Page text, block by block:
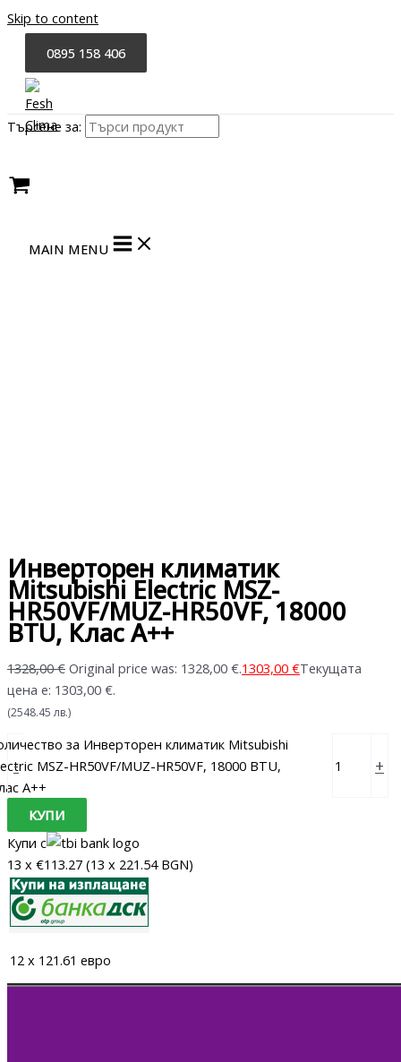
Skip to content
0895 158 406
Търсене за:
MAIN MENU
Инверторен климатик
Mitsubishi Electric MSZ-
HR50VF/MUZ-HR50VF, 18000
BTU, Клас A++
1328,00€ Original price was: 1328,00 €.1303,00 €Текущата
цена е: 1303,00 €.
(2548.45 лв.)
-
за Инверторен климатик Mitsubishi
MSZ-HR50VF/MUZ-HR50VF, 18000 BTU,
A++
+
КУПИ
Купи с
13 x €113.27 (13 x 221.54 BGN)
12 x 121.61 евро